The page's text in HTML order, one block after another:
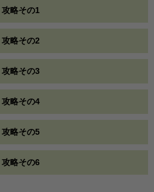
攻略その1
攻略その2
攻略その3
攻略その4
攻略その5
攻略その6